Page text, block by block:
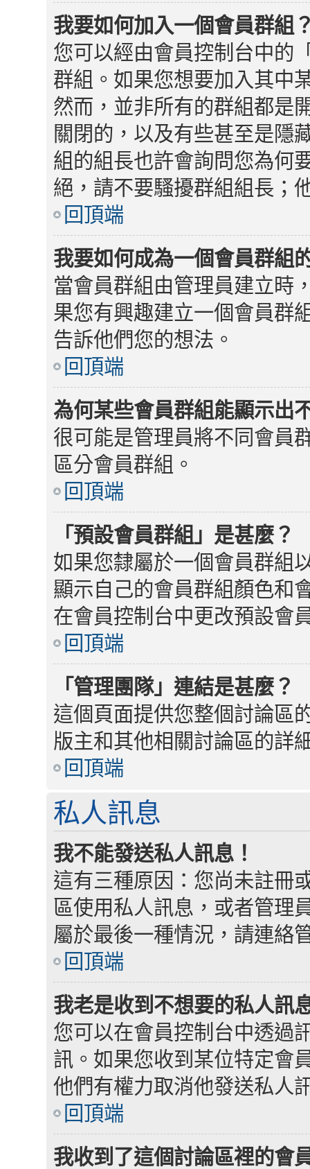
我要如何加入一個會員群組
您可以經由會員控制台中的
群組。如果您想要加入其中
然而，並非所有的群組都是
關閉的，以及有些甚至是隱
組的組長也許會詢問您為何
絕，請不要騷擾群組組長；
回頂端
我要如何成為一個會員群組
當會員群組由管理員建立時
果您有興趣建立一個會員群
告訴他們您的想法。
回頂端
為何某些會員群組能顯示出
很可能是管理員將不同會員
區分會員群組。
回頂端
「預設會員群組」是甚麼？
如果您隸屬於一個會員群組
顯示自己的會員群組顏色和
在會員控制台中更改預設會
回頂端
「管理團隊」連結是甚麼？
這個頁面提供您整個討論區
版主和其他相關討論區的詳
回頂端
私人訊息
我不能發送私人訊息！
這有三種原因：您尚未註冊
區使用私人訊息，或者管理
屬於最後一種情況，請連絡
回頂端
我老是收到不想要的私人訊
您可以在會員控制台中透過
訊。如果您收到某位特定會
他們有權力取消他發送私人
回頂端
我收到了這個討論區裡的會